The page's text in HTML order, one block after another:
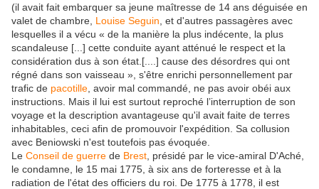
(il avait fait embarquer sa jeune maîtresse de 14 ans déguisée en
valet de chambre, Louise Seguin , et d'autres passagères avec
lesquelles il a vécu « de la manière la plus indécente, la plus
scandaleuse [...] cette conduite ayant atténué le respect et la
considération dus à son état.[....] cause des désordres qui ont
régné dans son vaisseau », s'être enrichi personnellement par
trafic de pacotille , avoir mal commandé, ne pas avoir obéi aux
instructions. Mais il lui est surtout reproché l’interruption de son
voyage et la description avantageuse qu'il avait faite de terres
inhabitables, ceci afin de promouvoir l'expédition. Sa collusion
avec Beniowski n'est toutefois pas évoquée.
Le Conseil de guerre de Brest , présidé par le vice-amiral D'Aché,
le condamne, le 15 mai 1775 , à six ans de forteresse et à la
radiation de l'état des officiers du roi. De 1775 à 1778, il est